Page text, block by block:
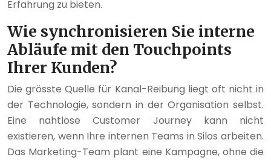
Erfahrung zu bieten.
Wie synchronisieren Sie interne
Abläufe mit den Touchpoints
Ihrer Kunden?
Die grösste Quelle für Kanal-Reibung liegt oft nicht in
der Technologie, sondern in der Organisation selbst.
Eine nahtlose Customer Journey kann nicht
existieren, wenn Ihre internen Teams in Silos arbeiten.
Das Marketing-Team plant eine Kampagne, ohne die